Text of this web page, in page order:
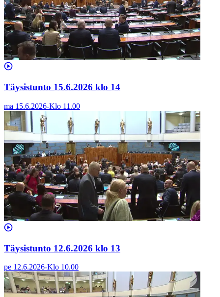
Täysistunto 15.6.2026 klo 14
ma 15.6.2026-Klo 11.00
Täysistunto 12.6.2026 klo 13
pe 12.6.2026-Klo 10.00